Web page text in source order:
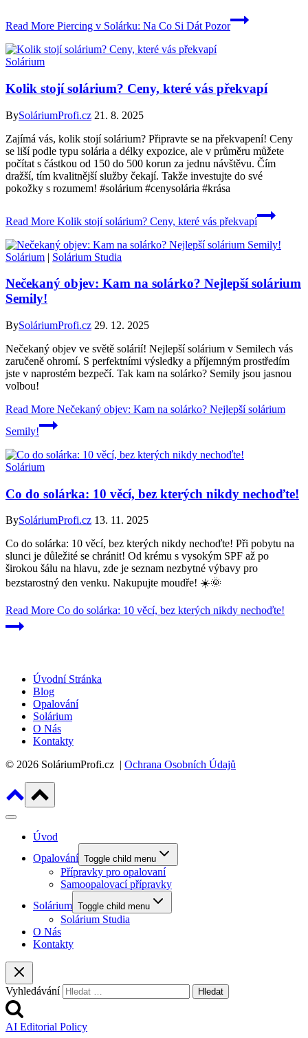
Read More Piercing v Solárku: Na Co Si Dát Pozor
Solárium
Kolik stojí solárium? Ceny, které vás překvapí
BySoláriumProfi.cz 21. 8. 2025
Zajímá vás, kolik stojí solárium? Připravte se na překvapení! Ceny
se liší podle typu solária a délky expozice, ale v průměru můžete
počítat s částkou od 150 do 500 korun za jednu návštěvu. Čím
dražší, tím kvalitnější služby čekají. Takže investujte do své
pokožky s rozumem! #solárium #cenysolária #krása
Read More Kolik stojí solárium? Ceny, které vás překvapí
Solárium | Solárium Studia
Nečekaný objev: Kam na solárko? Nejlepší solárium
Semily!
BySoláriumProfi.cz 29. 12. 2025
Nečekaný objev ve světě solárií! Nejlepší solárium v Semilech vás
zaručeně ohromí. S perfektními výsledky a příjemným prostředím
jste v naprostém bezpečí. Tak kam na solárko? Semily jsou jasnou
volbou!
Read More Nečekaný objev: Kam na solárko? Nejlepší solárium
Semily!
Solárium
Co do solárka: 10 věcí, bez kterých nikdy nechoďte!
BySoláriumProfi.cz 13. 11. 2025
Co do solárka: 10 věcí, bez kterých nikdy nechoďte! Při pobytu na
slunci je důležité se chránit! Od krému s vysokým SPF až po
širokou šálu na hlavu, zde je seznam nezbytné výbavy pro
bezstarostný den venku. Nakupujte moudře! ☀️🌞
Read More Co do solárka: 10 věcí, bez kterých nikdy nechoďte!
Úvodní Stránka
Blog
Opalování
Solárium
O Nás
Kontakty
© 2026 SoláriumProfi.cz | Ochrana Osobních Údajů
Úvod
Opalování Toggle child menu
Přípravky pro opalovaní
Samoopalovací přípravky
Solárium Toggle child menu
Solárium Studia
O Nás
Kontakty
Vyhledávání
AI Editorial Policy